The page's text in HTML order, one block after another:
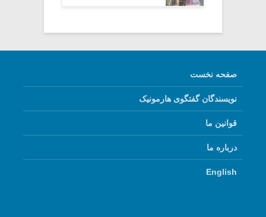
صفحه نخست
نویسندگان گفتگوی هارمونیک
قوانین ما
درباره ما
English